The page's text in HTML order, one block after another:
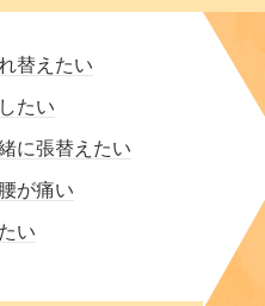
替えたい
たい
に張替えたい
が痛い
い